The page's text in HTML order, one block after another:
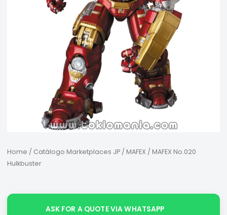
Home / Catálogo Marketplaces JP/ MAFEX / MAFEX No.020
Hulkbuster
ASK FOR A QUOTE VIA WHATSAPP